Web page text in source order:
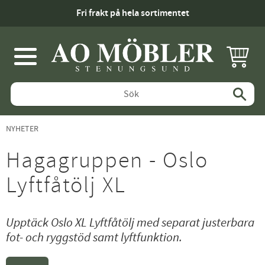
Fri frakt på hela sortimentet
Meny
NYHETER
Hagagruppen - Oslo
Lyftfåtölj XL
Upptäck Oslo XL Lyftfåtölj med separat justerbara
fot- och ryggstöd samt lyftfunktion.